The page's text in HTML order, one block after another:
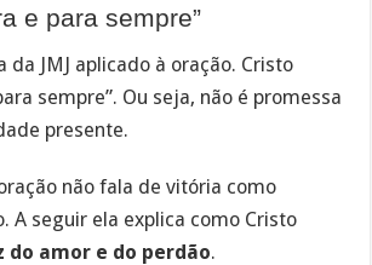
e para sempre”
da JMJ aplicado à oração. Cristo
sempre”. Ou seja, não é promessa
presente.
não fala de vitória como
A seguir ela explica como Cristo
do amor e do perdão.